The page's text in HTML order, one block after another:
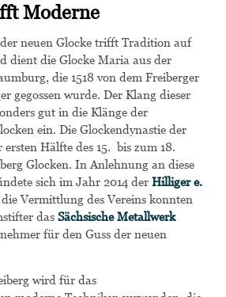
Moderne
neuen Glocke trifft Tradition auf
dient die Glocke Maria aus der
die 1518 von dem Freiberger
gegossen wurde. Der Klang dieser
gut in die Klänge der
ein. Die Glockendynastie der
Hälfte des 15. bis zum 18.
Glocken. In Anlehnung an diese
sich im Jahr 2014 der Hilliger e.
Vermittlung des Vereins konnten
das Sächsische Metallwerk
für den Guss der neuen
wird für das